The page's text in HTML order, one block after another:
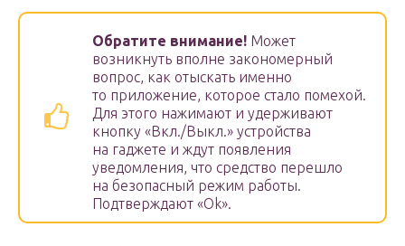
Обратите внимание! Может
возникнуть вполне закономерный
вопрос, как отыскать именно
то приложение, которое стало помехой.
Для этого нажимают и удерживают
кнопку «Вкл./Выкл.» устройства
на гаджете и ждут появления
уведомления, что средство перешло
на безопасный режим работы.
Подтверждают «Оk».